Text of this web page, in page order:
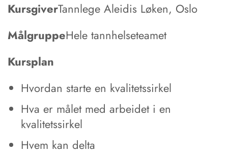
KursgiverTannlege Aleidis Løken, Oslo
MålgruppeHele tannhelseteamet
Kursplan
Hvordan starte en kvalitetssirkel
Hva er målet med arbeidet i en
kvalitetssirkel
Hvem kan delta